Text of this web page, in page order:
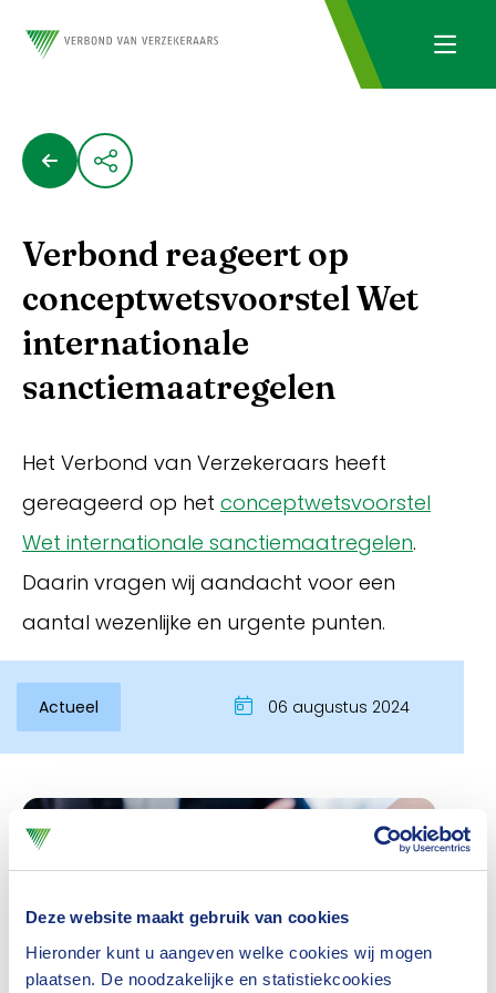
Deze website maakt gebruik van cookies
Hieronder kunt u aangeven welke cookies wij mogen
plaatsen. De noodzakelijke en statistiekcookies
Verbond reageert op
conceptwetsvoorstel Wet
internationale
sanctiemaatregelen
Het Verbond van Verzekeraars heeft
gereageerd op het conceptwetsvoorstel
Wet internationale sanctiemaatregelen.
Daarin vragen wij aandacht voor een
aantal wezenlijke en urgente punten.
Actueel 06 augustus 2024